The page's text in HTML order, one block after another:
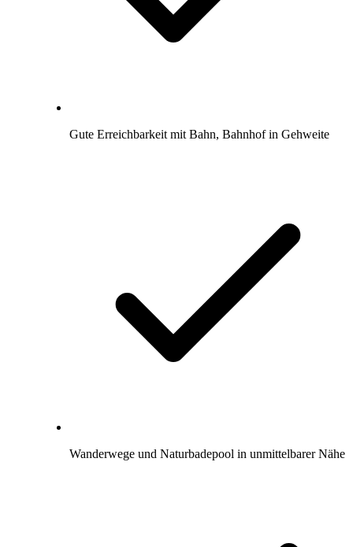
Gute Erreichbarkeit mit Bahn, Bahnhof in Gehweite
Wanderwege und Naturbadepool in unmittelbarer Nähe